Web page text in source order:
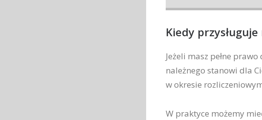
Kiedy
Jeżeli masz pełne
należnego stanowi dla
w okresie
W praktyce możemy